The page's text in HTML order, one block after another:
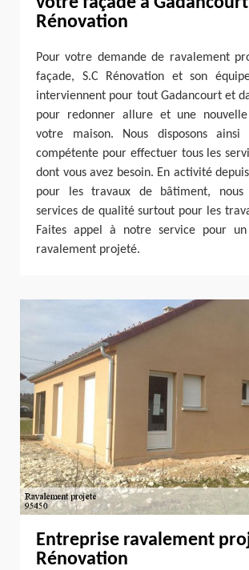
Rénovation
Pour votre demande de ravalement
façade, S.C Rénovation et son
interviennent pour tout Gadancourt et
pour redonner allure et une
votre maison. Nous disposons ainsi
compétente pour effectuer tous les
dont vous avez besoin. En activité
pour les travaux de bâtiment, nous
services de qualité surtout pour les
Faites appel à notre service pour
ravalement projeté.
Entreprise ravalement
Rénovation